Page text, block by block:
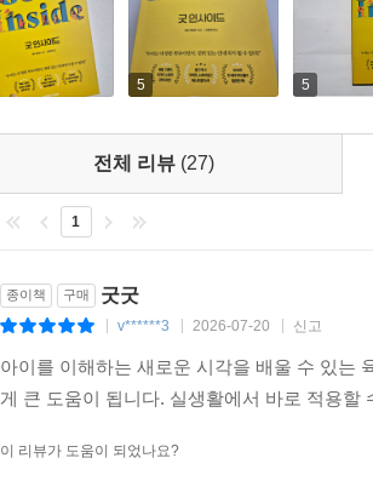
5 5
전체 리뷰 (27)
1
종이책 구매 굿굿
v******3 2026-07-20 신고
아이를 이해하는 새로운 시각을 배울 수 있는
게 큰 도움이 됩니다. 실생활에서 바로 적용
이 리뷰가 도움이 되었나요?